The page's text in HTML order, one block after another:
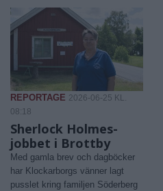
REPORTAGE 2026-06-25 KL.
08:18
Sherlock Holmes-
jobbet i Brottby
Med gamla brev och dagböcker
har Klockarborgs vänner lagt
pusslet kring familjen Söderberg